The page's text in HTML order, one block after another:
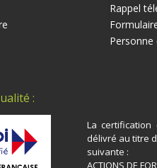
Rappel
:
La
délivré au titre
suivante :